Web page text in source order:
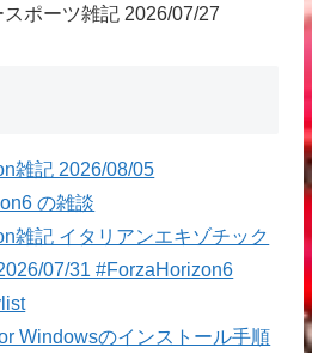
ポーツ雑記 2026/07/27
雑記 2026/08/05
の雑談
雑記 イタリアンエキゾチック
07/31 #ForzaHorizon6
Windowsのインストール手順